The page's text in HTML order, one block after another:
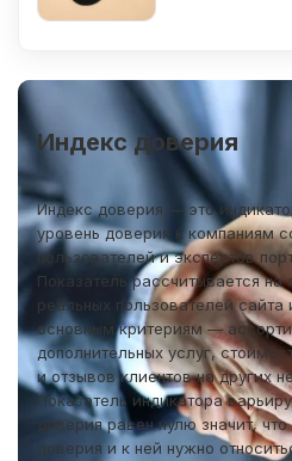
Индекс доверия
Индекс доверия — это
уровень доверия к компаниям
пользователей и экспертов
Показатель рассчитывается на
реальных пользователей сайта
основным критериям —
дополнительных услуг,
и отзывов клиентов на других
Показатель индикатора
доверия равен нулю значит,
доверия и к ней нужно